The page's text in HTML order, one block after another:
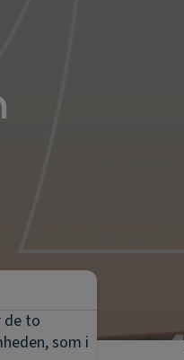
de to
som i